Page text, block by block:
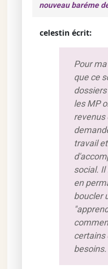
nouveau baréme
celestin écrit:
Pour
que ce
les MP
revenus
travail et
social.
en
boucler
certains
besoins.